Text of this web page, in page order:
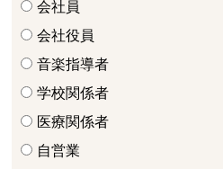
会社員
会社役員
音楽指導者
学校関係者
医療関係者
自営業